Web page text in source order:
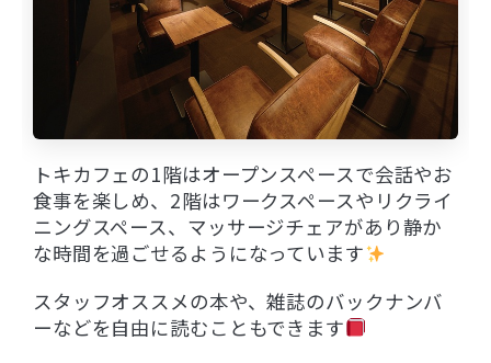
トキカフェの1階はオープンスペースで会話やお
食事を楽しめ、2階はワークスペースやリクライ
ニングスペース、マッサージチェアがあり静か
な時間を過ごせるようになっています
スタッフオススメの本や、雑誌のバックナンバ
ーなどを自由に読むこともできます